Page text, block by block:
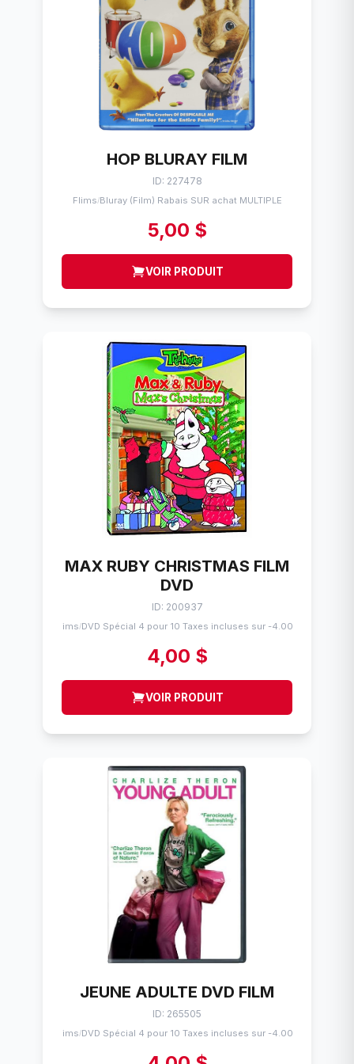
HOP BLURAY FILM
ID: 227478
Flims/Bluray (Film) Rabais SUR achat MULTIPLE
5,00 $
VOIR PRODUIT
MAX RUBY CHRISTMAS FILM
DVD
ID: 200937
Flims/DVD Spécial 4 pour 10 Taxes incluses sur -4.00$
4,00 $
VOIR PRODUIT
JEUNE ADULTE DVD FILM
ID: 265505
Flims/DVD Spécial 4 pour 10 Taxes incluses sur -4.00$